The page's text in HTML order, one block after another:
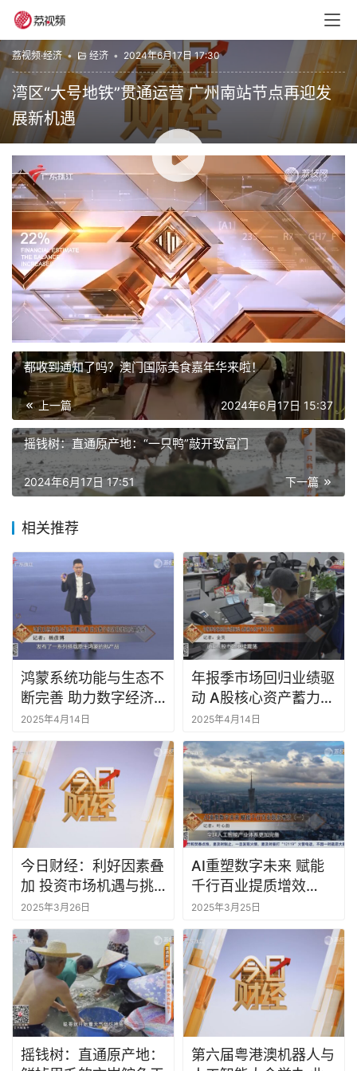
荔视频·经济 • 经济 • 2024年6月17日 17:30
湾区“大号地铁”贯通运营 广州南站节点再迎发
展新机遇
00:00 / 09:42
今日财经 财经
赞(0)
生成海报 0
都收到通知了吗？澳门国际美食嘉年华来啦！
上一篇 2024年6月17日 15:37
摇钱树：直通原产地：“一只鸭”敲开致富门
下一篇
2024年6月17日 17:51
相关推荐
鸿蒙系统功能与生态不
断完善 助力数字经济
持续高质量发展
2025年4月14日
年报季市场回归业绩驱
动 A股核心资产蓄力上
涨
2025年4月14日
今日财经：利好因素叠
加 投资市场机遇与挑
战并存
2025年3月26日
AI重塑数字未来 赋能
千行百业提质增效
（一）
2025年3月25日
摇钱树：直通原产地：
第六届粤港澳机器人与